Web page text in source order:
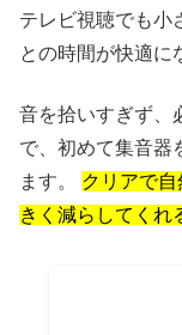
テレビ視聴でも小
との時間が快適に
音を拾いすぎず、
で、初めて集音器
ます。
クリアで
きく減らしてくれ